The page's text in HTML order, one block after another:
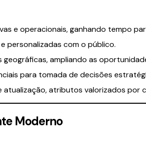
e operacionais, ganhando tempo
personalizadas com o público.
geográficas, ampliando as
para tomada de decisões
atualização, atributos valorizados por
Moderno